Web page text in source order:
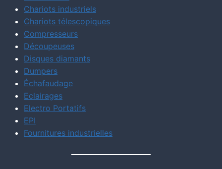
Chariots industriels
Chariots télescopiques
Compresseurs
Découpeuses
Disques diamants
Dumpers
Échafaudage
Eclairages
Electro Portatifs
EPI
Fournitures industrielles